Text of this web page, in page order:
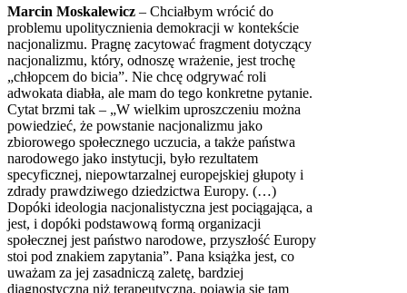
Marcin Moskalewicz – Chciałbym wrócić do
problemu upolitycznienia demokracji w kontekście
nacjonalizmu. Pragnę zacytować fragment dotyczący
nacjonalizmu, który, odnoszę wrażenie, jest trochę
„chłopcem do bicia”. Nie chcę odgrywać roli
adwokata diabła, ale mam do tego konkretne pytanie.
Cytat brzmi tak – „W wielkim uproszczeniu można
powiedzieć, że powstanie nacjonalizmu jako
zbiorowego społecznego uczucia, a także państwa
narodowego jako instytucji, było rezultatem
specyficznej, niepowtarzalnej europejskiej głupoty i
zdrady prawdziwego dziedzictwa Europy. (…)
Dopóki ideologia nacjonalistyczna jest pociągająca, a
jest, i dopóki podstawową formą organizacji
społecznej jest państwo narodowe, przyszłość Europy
stoi pod znakiem zapytania”. Pana książka jest, co
uważam za jej zasadniczą zaletę, bardziej
diagnostyczna niż terapeutyczna, pojawia się tam